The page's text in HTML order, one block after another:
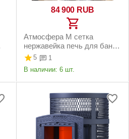
84 900 RUB
Атмосфера М сетка
нержавейка печь для бани
чугунная
5
1
В наличии: 6 шт.